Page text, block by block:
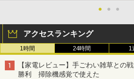
● ● ●
アクセスランキング
1時間 24時間 1
【家電レビュー】手ごわい雑草との
勝利 掃除機感覚で使えた